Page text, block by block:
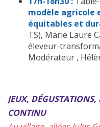
modèle agricole
équitables et
TS), Marie Laure
éleveur-
Modérateur ,
JEUX,
CONTINU